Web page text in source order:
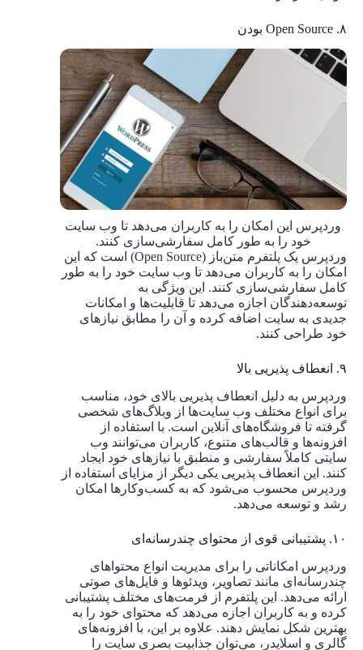
۸. Open Source بودن
وردپرس این امکان را به کاربران می‌دهد تا وب سایت
خود را به طور کامل سفارشی‌سازی کنند.
وردپرس یک پلتفرم متن‌باز (Open Source) است که این
امکان را به کاربران می‌دهد تا وب سایت خود را به طور
کامل سفارشی‌سازی کنند. این ویژگی به
توسعه‌دهندگان اجازه می‌دهد تا قابلیت‌ها و امکانات
جدیدی به سایت اضافه کرده و آن را مطابق نیازهای
خود طراحی کنند.
۹. انعطاف ‌پذیریی بالا
وردپرس به دلیل انعطاف ‌پذیریی بالای خود، مناسب
برای انواع مختلف وب سایت‌ها از وبلاگ‌های شخصی
گرفته تا فروشگاه‌های آنلاین است. با استفاده از
افزونه‌ها و قالب‌های متنوع، کاربران می‌توانند وب
سایتی کاملاً سفارشی و منطبق با نیازهای خود ایجاد
کنند. این انعطاف ‌پذیریی یکی دیگر از مزایای استفاده از
وردپرس محسوب می‌شود که به کسب‌وکارها امکان
رشد و توسعه می‌دهد.
۱۰. پشتیبانی قوی از محتوای چندرسانه‌ای
وردپرس امکاناتی را برای مدیریت انواع محتواهای
چندرسانه‌ای مانند تصاویر، ویدئوها و فایل‌های صوتی
ارائه می‌دهد. این پلتفرم از فرمت‌های مختلف پشتیبانی
کرده و به کاربران اجازه می‌دهد که محتوای خود را به
بهترین شکل نمایش دهند. علاوه بر این، با افزونه‌های
گالری و اسلایدر، می‌توان جذابیت بصری سایت را